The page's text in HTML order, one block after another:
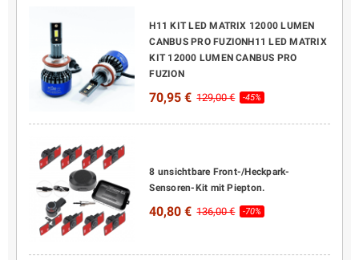
H11 KIT LED MATRIX 12000 LUMEN
CANBUS PRO FUZIONH11 LED MATRIX
KIT 12000 LUMEN CANBUS PRO
FUZION
70,95 € 129,00 € -45%
8 unsichtbare Front-/Heckpark-
Sensoren-Kit mit Piepton.
40,80 € 136,00 € -70%